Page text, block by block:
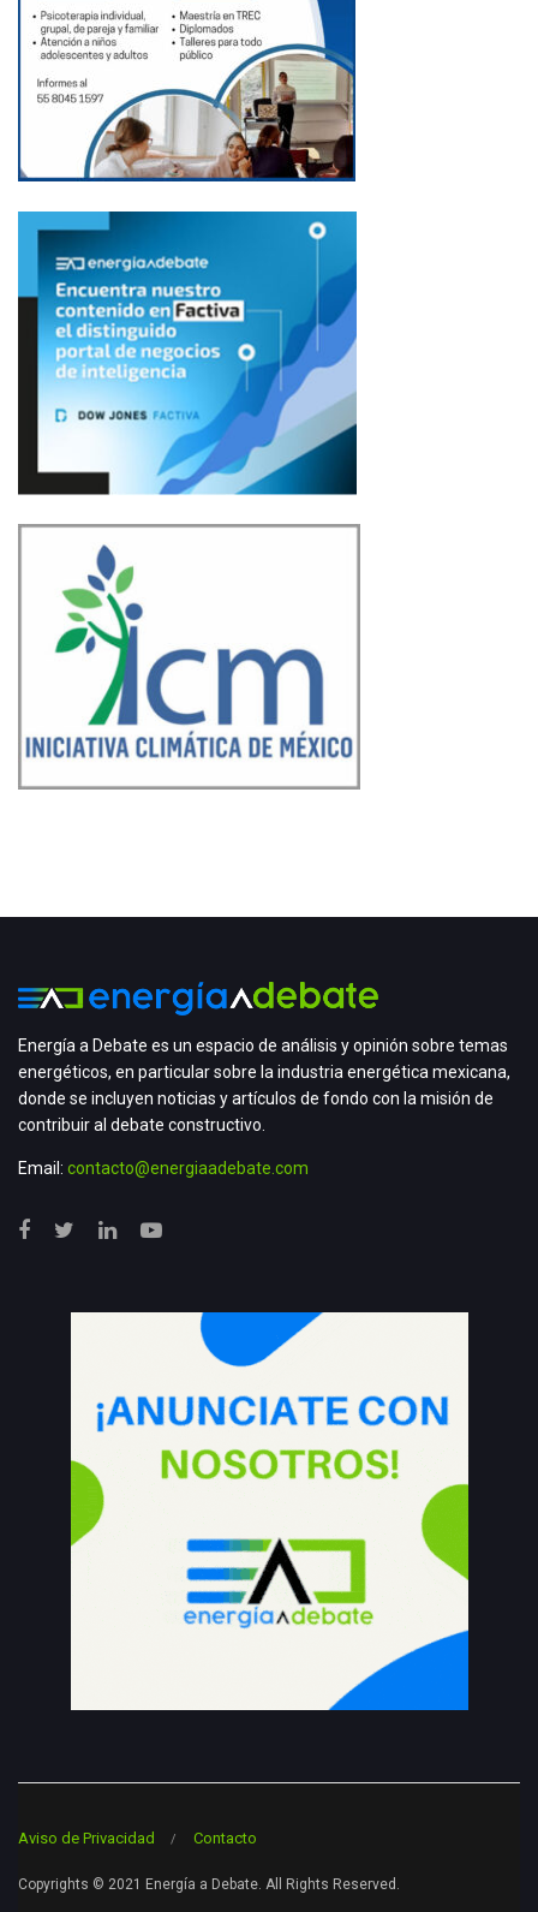
Energía a Debate es un espacio de análisis y opinión sobre temas
energéticos, en particular sobre la industria energética mexicana,
donde se incluyen noticias y artículos de fondo con la misión de
contribuir al debate constructivo.
Email: contacto@energiaadebate.com
Aviso de Privacidad Contacto
Copyrights © 2021 Energía a Debate. All Rights Reserved.